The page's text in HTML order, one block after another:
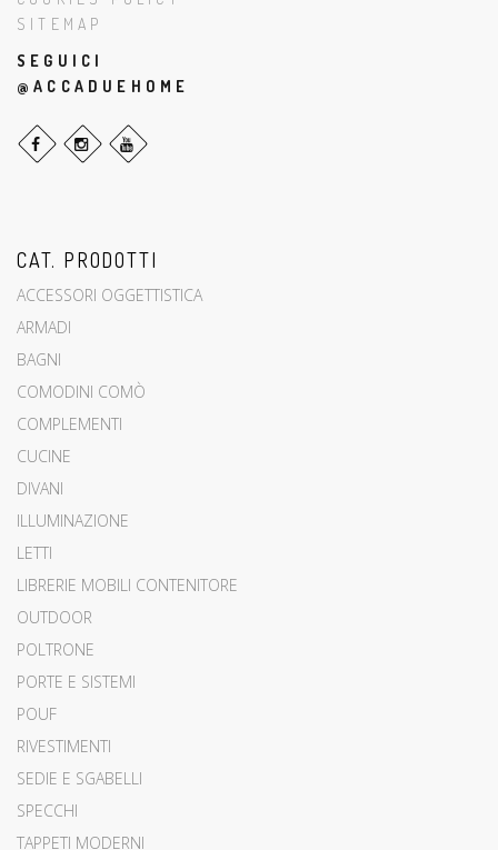
SITEMAP
SEGUICI
@ACCADUEHOME
CAT. PRODOTTI
ACCESSORI OGGETTISTICA
ARMADI
BAGNI
COMODINI COMÒ
COMPLEMENTI
CUCINE
DIVANI
ILLUMINAZIONE
LETTI
LIBRERIE MOBILI CONTENITORE
OUTDOOR
POLTRONE
PORTE E SISTEMI
POUF
RIVESTIMENTI
SEDIE E SGABELLI
SPECCHI
TAPPETI MODERNI